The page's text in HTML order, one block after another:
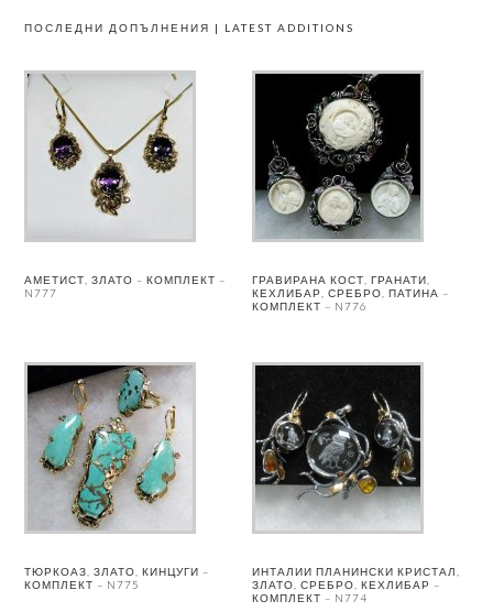
ПОСЛЕДНИ ДОПЪЛНЕНИЯ | LATEST ADDITIONS
АМЕТИСТ, ЗЛАТО – КОМПЛЕКТ –
N777
ГРАВИРАНА КОСТ, ГРАНАТИ,
КЕХЛИБАР, СРЕБРО, ПАТИНА –
КОМПЛЕКТ – N776
ТЮРКОАЗ, ЗЛАТО, КИНЦУГИ –
КОМПЛЕКТ – N775
ИНТАЛИИ ПЛАНИНСКИ КРИСТАЛ,
ЗЛАТО, СРЕБРО, КЕХЛИБАР –
КОМПЛЕКТ – N774